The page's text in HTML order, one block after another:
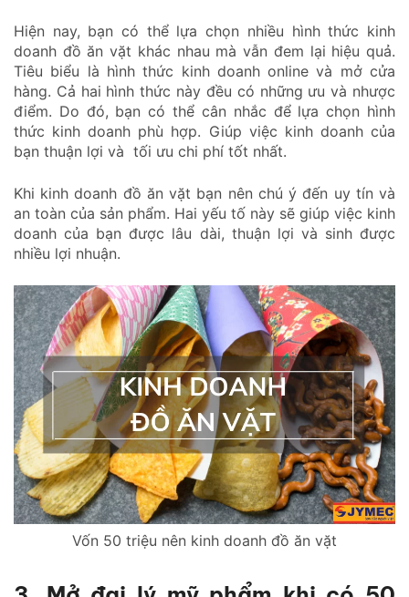
Hiện nay, bạn có thể lựa chọn nhiều hình thức kinh
doanh đồ ăn vặt khác nhau mà vẫn đem lại hiệu quả.
Tiêu biểu là hình thức kinh doanh online và mở cửa
hàng. Cả hai hình thức này đều có những ưu và nhược
điểm. Do đó, bạn có thể cân nhắc để lựa chọn hình
thức kinh doanh phù hợp. Giúp việc kinh doanh của
bạn thuận lợi và tối ưu chi phí tốt nhất.
Khi kinh doanh đồ ăn vặt bạn nên chú ý đến uy tín và
an toàn của sản phẩm. Hai yếu tố này sẽ giúp việc kinh
doanh của bạn được lâu dài, thuận lợi và sinh được
nhiều lợi nhuận.
Vốn 50 triệu nên kinh doanh đồ ăn vặt